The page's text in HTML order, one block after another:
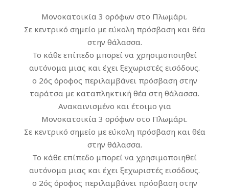
Μονοκατοικία 3 ορόφων στο Πλωμάρι.
Σε κεντρικό σημείο με εύκολη πρόσβαση και θέα
στην θάλασσα.
Το κάθε επίπεδο μπορεί να χρησιμοποιηθεί
αυτόνομα μιας και έχει ξεχωριστές εισόδους.
ο 2ός όροφος περιλαμβάνει πρόσβαση στην
ταράτσα με καταπληκτική θέα στη θάλασσα.
Ανακαινισμένο και έτοιμο για
Μονοκατοικία 3 ορόφων στο Πλωμάρι.
Σε κεντρικό σημείο με εύκολη πρόσβαση και θέα
στην θάλασσα.
Το κάθε επίπεδο μπορεί να χρησιμοποιηθεί
αυτόνομα μιας και έχει ξεχωριστές εισόδους.
ο 2ός όροφος περιλαμβάνει πρόσβαση στην